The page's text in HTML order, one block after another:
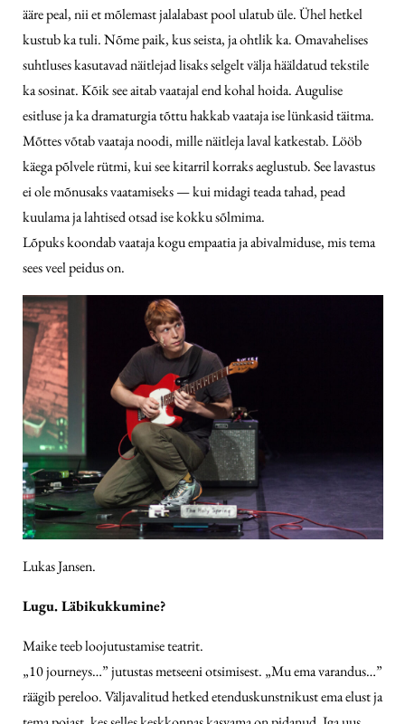
ääre peal, nii et mõlemast jalalabast pool ulatub üle. Ühel hetkel
kustub ka tuli. Nõme paik, kus seista, ja ohtlik ka. Omavahelises
suhtluses kasutavad näitlejad lisaks selgelt välja hääldatud tekstile
ka sosinat. Kõik see aitab vaatajal end kohal hoida. Augulise
esitluse ja ka dramaturgia tõttu hakkab vaataja ise lünkasid täitma.
Mõttes võtab vaataja noodi, mille näitleja laval katkestab. Lööb
käega põlvele rütmi, kui see kitarril korraks aeglustub. See lavastus
ei ole mõnusaks vaatamiseks — kui midagi teada tahad, pead
kuulama ja lahtised otsad ise kokku sõlmima.
Lõpuks koondab vaataja kogu empaatia ja abivalmiduse, mis tema
sees veel peidus on.
Lukas Jansen.
Lugu. Läbikukkumine?
Maike teeb loojutustamise teatrit.
„10 journeys…” jutustas metseeni otsimisest. „Mu ema varandus…”
räägib pereloo. Väljavalitud hetked etenduskunstnikust ema elust ja